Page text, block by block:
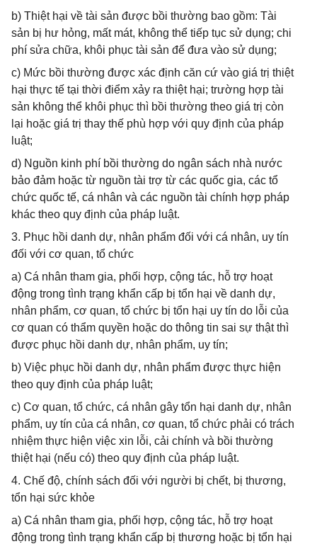
b) Thiệt hại về tài sản được bồi thường bao gồm: Tài
sản bị hư hỏng, mất mát, không thể tiếp tục sử dụng; chi
phí sửa chữa, khôi phục tài sản để đưa vào sử dụng;
c) Mức bồi thường được xác định căn cứ vào giá trị thiệt
hại thực tế tại thời điểm xảy ra thiệt hại; trường hợp tài
sản không thể khôi phục thì bồi thường theo giá trị còn
lại hoặc giá trị thay thế phù hợp với quy định của pháp
luật;
d) Nguồn kinh phí bồi thường do ngân sách nhà nước
bảo đảm hoặc từ nguồn tài trợ từ các quốc gia, các tổ
chức quốc tế, cá nhân và các nguồn tài chính hợp pháp
khác theo quy định của pháp luật.
3. Phục hồi danh dự, nhân phẩm đối với cá nhân, uy tín
đối với cơ quan, tổ chức
a) Cá nhân tham gia, phối hợp, cộng tác, hỗ trợ hoạt
động trong tình trạng khẩn cấp bị tổn hại về danh dự,
nhân phẩm, cơ quan, tổ chức bị tổn hại uy tín do lỗi của
cơ quan có thẩm quyền hoặc do thông tin sai sự thật thì
được phục hồi danh dự, nhân phẩm, uy tín;
b) Việc phục hồi danh dự, nhân phẩm được thực hiện
theo quy định của pháp luật;
c) Cơ quan, tổ chức, cá nhân gây tổn hại danh dự, nhân
phẩm, uy tín của cá nhân, cơ quan, tổ chức phải có trách
nhiệm thực hiện việc xin lỗi, cải chính và bồi thường
thiệt hại (nếu có) theo quy định của pháp luật.
4. Chế độ, chính sách đối với người bị chết, bị thương,
tổn hại sức khỏe
a) Cá nhân tham gia, phối hợp, cộng tác, hỗ trợ hoạt
động trong tình trạng khẩn cấp bị thương hoặc bị tổn hại